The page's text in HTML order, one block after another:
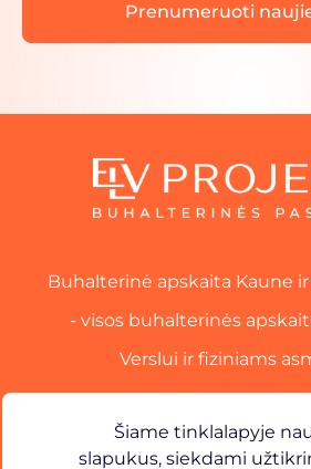
Buhalterinė apskaita Kaune
- visos buhalterinės
Verslui ir fiziniams
PaslaugosŠiame tinklalapyje
slapukus, siekdami